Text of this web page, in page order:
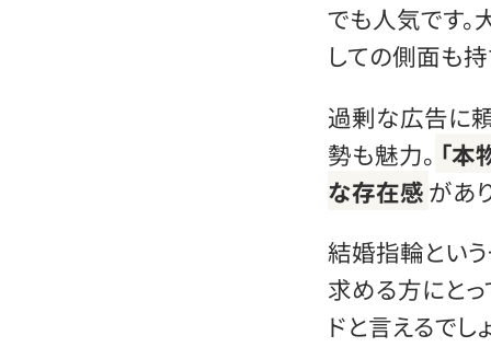
でも人気です
しての側面も
過剰な広告に
勢も魅力。 「
な存在感があ
結婚指輪とい
求める方にと
ドと言えるでし